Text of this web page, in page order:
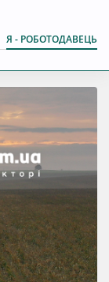
Я - РОБОТОДАВЕЦЬ